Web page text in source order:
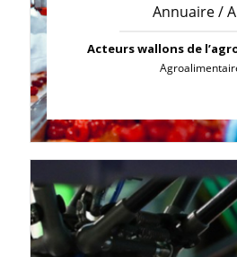
Annuaire /
Acteurs wallons de